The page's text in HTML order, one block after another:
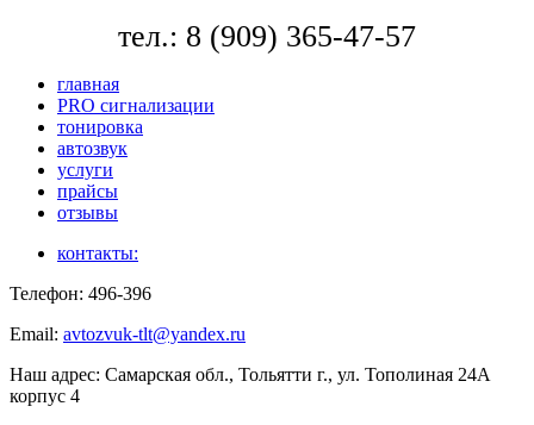
тел.: 8 (909) 365-47-57
главная
PRO сигнализации
тонировка
автозвук
услуги
прайсы
отзывы
контакты:
Телефон: 496-396
Email: avtozvuk-tlt@yandex.ru
Наш адрес: Самарская обл., Тольятти г., ул. Тополиная 24А
корпус 4